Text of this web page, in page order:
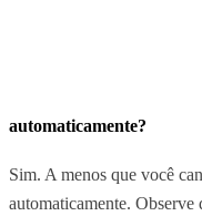
automaticamente?
Sim. A menos que você
automaticamente. Observe